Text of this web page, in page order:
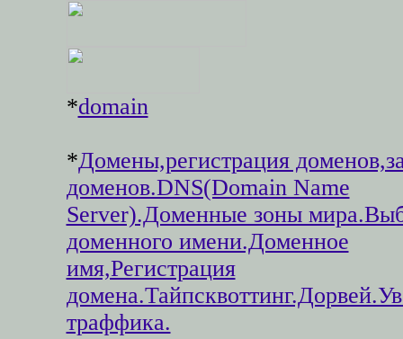
*domain
*Домены,регистрация
доменов.DNS(Domain Name
Server).Доменные зоны
доменного имени.Доменное
имя,Регистрация
траффика.